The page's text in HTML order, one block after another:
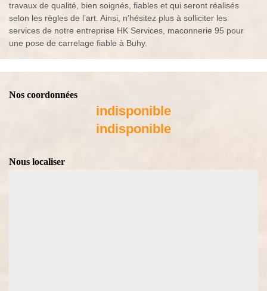
travaux de qualité, bien soignés, fiables et qui seront réalisés
selon les règles de l’art. Ainsi, n’hésitez plus à solliciter les
services de notre entreprise HK Services, maconnerie 95 pour
une pose de carrelage fiable à Buhy.
Nos coordonnées
indisponible
indisponible
Nous localiser